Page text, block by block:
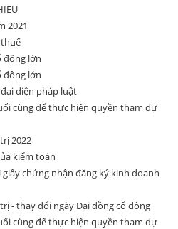
2021
đông lớn
đông lớn
diện pháp luật
cùng để thực hiện quyền tham dự
2022
kiểm toán
chứng nhận đăng ký kinh doanh
- thay đổi ngày Đại đồng cổ đông
cùng để thực hiện quyền tham dự